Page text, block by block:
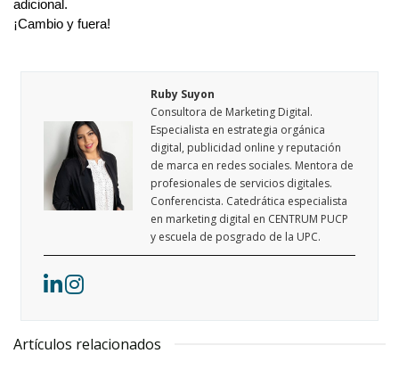
adicional.
¡Cambio y fuera!
Ruby Suyon
Consultora de Marketing Digital.
Especialista en estrategia orgánica
digital, publicidad online y reputación
de marca en redes sociales. Mentora de
profesionales de servicios digitales.
Conferencista. Catedrática especialista
en marketing digital en CENTRUM PUCP
y escuela de posgrado de la UPC.
Artículos relacionados